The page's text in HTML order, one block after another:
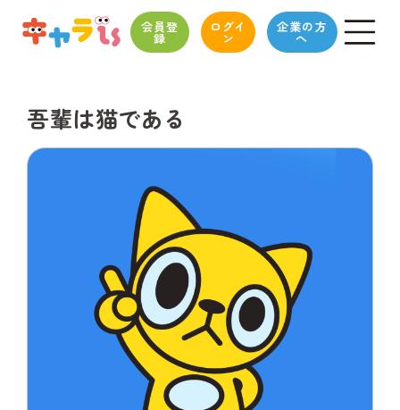
会員登
録
ログイ
ン
企業の方
へ
吾輩は猫である